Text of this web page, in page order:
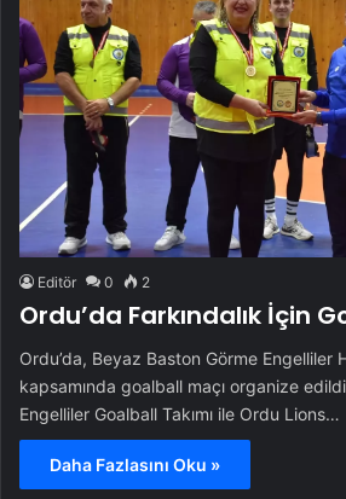
Editör 0 2
Ordu’da Farkındalık İçin
Ordu’da, Beyaz Baston Görme Engelliler
kapsamında goalball maçı organize
Engelliler Goalball Takımı ile Ordu Lions…
Daha Fazlasını Oku »